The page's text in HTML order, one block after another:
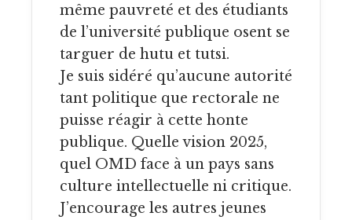
même pauvreté et des étudiants
de l’université publique osent se
targuer de hutu et tutsi.
Je suis sidéré qu’aucune autorité
tant politique que rectorale ne
puisse réagir à cette honte
publique. Quelle vision 2025,
quel OMD face à un pays sans
culture intellectuelle ni critique.
J’encourage les autres jeunes